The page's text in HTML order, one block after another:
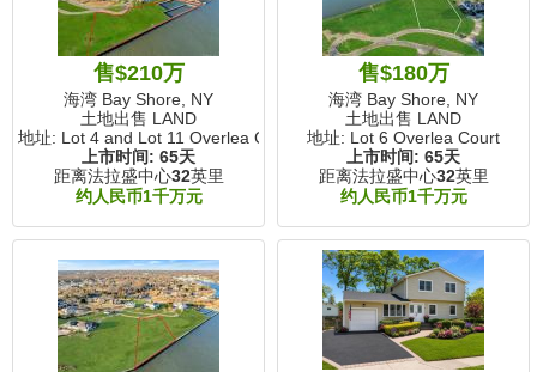
售$210万
海湾 Bay Shore, NY
土地出售 LAND
地址: Lot 4 and Lot 11 Overlea Court
上市时间: 65天
距离法拉盛中心32英里
约人民币1千万元
售$180万
海湾 Bay Shore, NY
土地出售 LAND
地址: Lot 6 Overlea Court
上市时间: 65天
距离法拉盛中心32英里
约人民币1千万元